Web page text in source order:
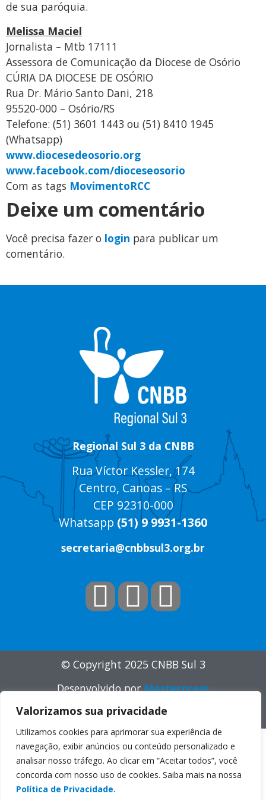
Valorizamos sua privacidade
Utilizamos cookies para aprimorar sua experiência de
navegação, exibir anúncios ou conteúdo personalizado e
analisar nosso tráfego. Ao clicar em “Aceitar todos”, você
concorda com nosso uso de cookies. Saiba mais na nossa
Política de Privacidade.
de sua paróquia.
Melissa Maciel
Jornalista – Mtb 17111
Assessora de Comunicação da Diocese de Osório
CÚRIA DA DIOCESE DE OSÓRIO
Rua Dr. Mário Santo Dani, 218
95520-000 – Osório/RS
Telefone: (51) 3601 1443 ou (51) 8410 1945
(Whatsapp)
www.diocesedeosorio.org
www.facebook.com/dioceseosorio
Com as tags MovimentoRCC
Deixe um comentário
Você precisa fazer o login para publicar um
comentário.
Regional Sul 3 da CNBB
Rua Víctor Kessler, 174
Centro, Canoas – RS
CEP 92310-000
Whatsapp (51) 9 9931-1360
secretaria@cnbbsul3.org.br
© Copyright 2025 CNBB Sul 3
Desenvolvido porMasterpress
Política de Privacidade